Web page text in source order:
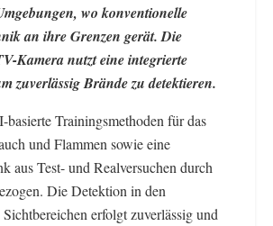
wo konventionelle
an ihre Grenzen gerät. Die
Kamera nutzt eine integrierte
zuverlässig Brände zu detektieren.
Trainingsmethoden für das
und Flammen sowie eine
aus Test- und Realversuchen durch
Die Detektion in den
erfolgt zuverlässig und